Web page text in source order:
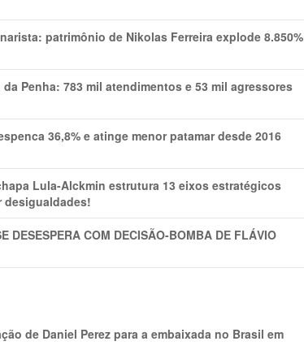
patrimônio de Nikolas Ferreira explode 8.850%
Penha: 783 mil atendimentos e 53 mil agressores
36,8% e atinge menor patamar desde 2016
Lula-Alckmin estrutura 13 eixos estratégicos
desigualdades!
DESESPERA COM DECISÃO-BOMBA DE FLÁVIO
de Daniel Perez para a embaixada no Brasil em